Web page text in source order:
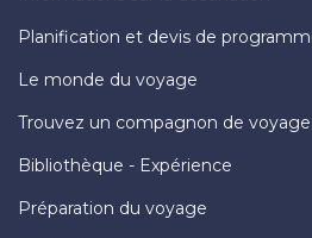
Planification et devis de
Le monde du voyage
Trouvez un compagnon de voyage.
Bibliothèque - Expérience
Préparation du voyage